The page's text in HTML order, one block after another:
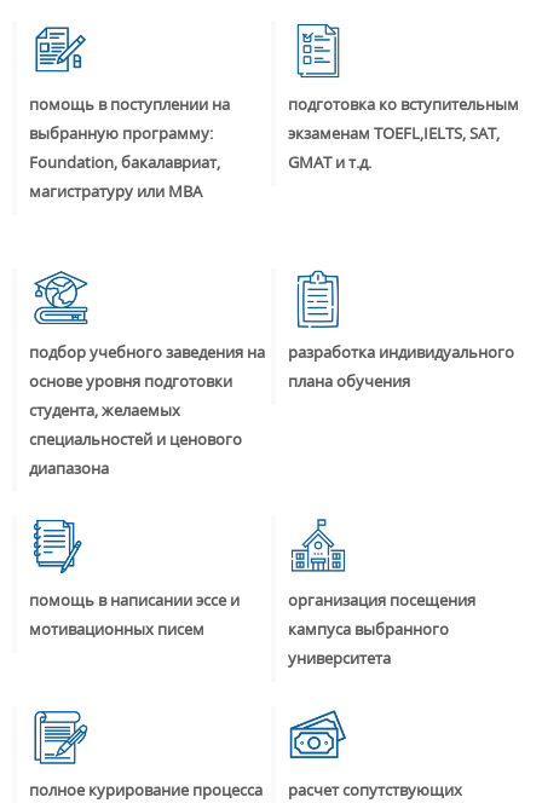
помощь в поступлении на
выбранную программу:
Foundation, бакалавриат,
магистратуру или MBA
подготовка ко вступительным
экзаменам TOEFL,IELTS, SAT,
GMAT и т.д.
подбор учебного заведения на
основе уровня подготовки
студента, желаемых
специальностей и ценового
диапазона
разработка индивидуального
плана обучения
помощь в написании эссе и
мотивационных писем
организация посещения
кампуса выбранного
университета
полное курирование процесса
расчет сопутствующих